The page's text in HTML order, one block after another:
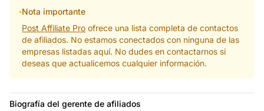
Nota importante
Post Affiliate Pro ofrece una lista completa de contactos
de afiliados. No estamos conectados con ninguna de las
empresas listadas aquí. No dudes en contactarnos si
deseas que actualicemos cualquier información.
Biografía del gerente de afiliados